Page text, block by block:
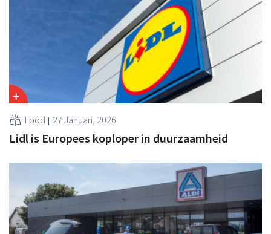
Food 27 Januari, 2026
Lidl is Europees koploper in duurzaamheid